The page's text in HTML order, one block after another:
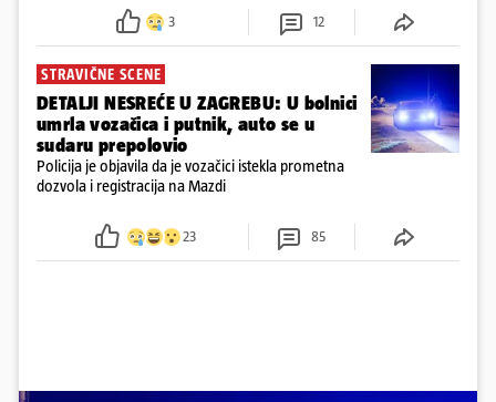
3 12
STRAVIČNE SCENE
DETALJI NESREĆE U ZAGREBU: U bolnici
umrla vozačica i putnik, auto se u
sudaru prepolovio
Policija je objavila da je vozačici istekla prometna
dozvola i registracija na Mazdi
23 85